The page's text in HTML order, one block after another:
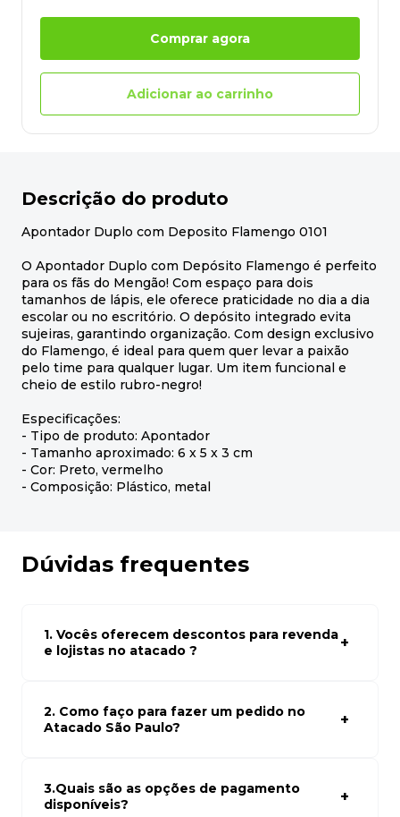
Comprar agora
Adicionar ao carrinho
Descrição do produto
Apontador Duplo com Deposito Flamengo 0101
O Apontador Duplo com Depósito Flamengo é perfeito
para os fãs do Mengão! Com espaço para dois
tamanhos de lápis, ele oferece praticidade no dia a dia
escolar ou no escritório. O depósito integrado evita
sujeiras, garantindo organização. Com design exclusivo
do Flamengo, é ideal para quem quer levar a paixão
pelo time para qualquer lugar. Um item funcional e
cheio de estilo rubro-negro!
Especificações:
- Tipo de produto: Apontador
- Tamanho aproximado: 6 x 5 x 3 cm
- Cor: Preto, vermelho
- Composição: Plástico, metal
Dúvidas frequentes
1. Vocês oferecem descontos para revenda
e lojistas no atacado ?
atacado empresas e compre com os melhores preços
para seu modelo de negócio
2. Como faço para fazer um pedido no
Atacado São Paulo?
carrinho. Em seguida, siga as instruções para finalizar a
compra. Se precisar de ajuda, nossa equipe de suporte
está à disposição para auxiliá-lo.
3.Quais são as opções de pagamento
disponíveis?